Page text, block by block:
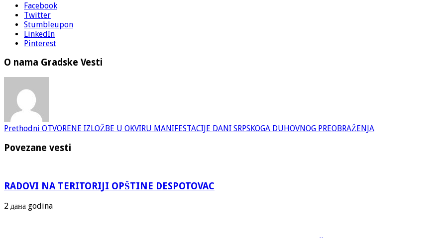
Facebook
Twitter
Stumbleupon
LinkedIn
Pinterest
O nama Gradske Vesti
Prethodni OTVORENE IZLOŽBE U OKVIRU MANIFESTACIJE DANI SRPSKOGA DUHOVNOG PREOBRAŽENJA
Povezane vesti
RADOVI NA TERITORIJI OPŠTINE DESPOTOVAC
2 дана godina